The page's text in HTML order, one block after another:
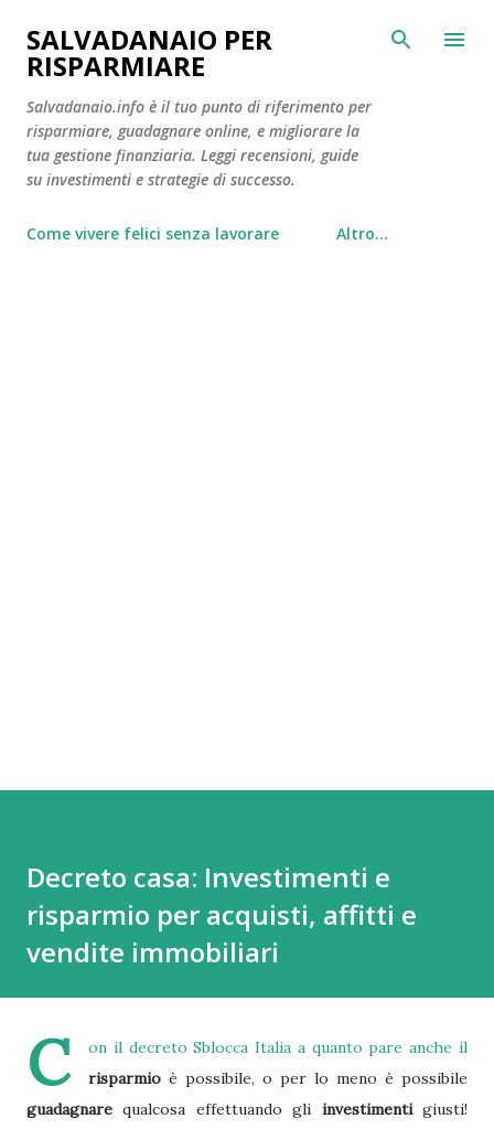
Passa ai contenuti principali
SALVADANAIO PER
RISPARMIARE
Salvadanaio.info è il tuo punto di riferimento per
risparmiare, guadagnare online, e migliorare la
tua gestione finanziaria. Leggi recensioni, guide
su investimenti e strategie di successo.
Come vivere felici senza lavorare Altro…
Decreto casa: Investimenti e
risparmio per acquisti, affitti e
vendite immobiliari
C
on il decreto Sblocca Italia a quanto pare anche il
risparmio è possibile, o per lo meno è possibile
guadagnare qualcosa effettuando gli investimentigiusti!